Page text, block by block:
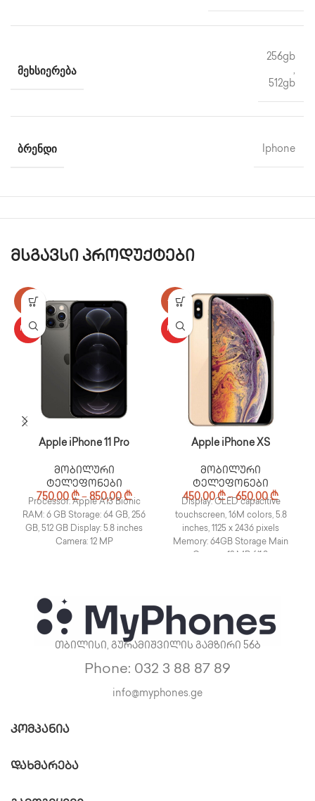
ᲛᲔᲮᲡᲘᲔᲠᲔᲑᲐ
256gb
,
512gb
ᲑᲠᲔᲜᲓᲘ Iphone
მსგავსი პროდუქტები
-17%
HOT
Apple iPhone 11 Pro
მობილური
ტელეფონები
750,00₾ – 850,00₾
Processor: Apple A13 Bionic
RAM: 6 GB Storage: 64 GB, 256
GB, 512 GB Display: 5.8 inches
Camera: 12 MP
-25%
HOT
Apple iPhone XS
მობილური
ტელეფონები
450,00₾ – 650,00₾
Display: OLED capacitive
touchscreen, 16M colors, 5.8
inches, 1125 x 2436 pixels
Memory: 64GB Storage Main
თბილისი, გურამიშვილის გამზირი 56ბ
Phone: 032 3 88 87 89
info@myphones.ge
ᲙᲝᲛᲞᲐᲜᲘᲐ
ᲓᲐᲮᲛᲐᲠᲔᲑᲐ